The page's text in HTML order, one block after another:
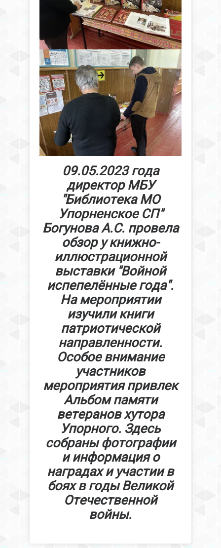
09.05.2023 года
директор МБУ
"Библиотека МО
Упорненское СП"
Богунова А.С. провела
обзор у книжно-
иллюстрационной
выставки "Войной
испепелённые года".
На мероприятии
изучили книги
патриотической
направленности.
Особое внимание
участников
мероприятия привлек
Альбом памяти
ветеранов хутора
Упорного. Здесь
собраны фотографии
и информация о
наградах и участии в
боях в годы Великой
Отечественной
войны.